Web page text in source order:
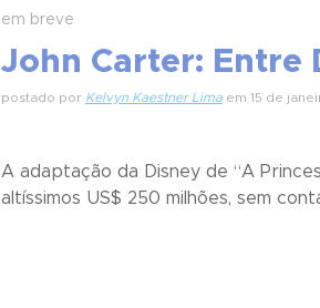
em breve
John Carter: Entre
postado por Kelvyn Kaestner Lima em 15 de
A adaptação da Disney de “A
altíssimos US$ 250 milhões, sem